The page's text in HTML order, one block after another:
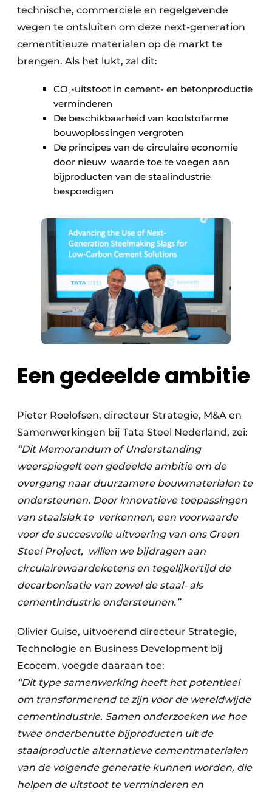
technische, commerciële en regelgevende
wegen te ontsluiten om deze next-generation
cementitieuze materialen op de markt te
brengen. Als het lukt, zal dit:
CO₂-uitstoot in cement- en betonproductie
verminderen
De beschikbaarheid van koolstofarme
bouwoplossingen vergroten
De principes van de circulaire economie
door nieuw waarde toe te voegen aan
bijproducten van de staalindustrie
bespoedigen
Een gedeelde ambitie
Pieter Roelofsen, directeur Strategie, M&A en
Samenwerkingen bij Tata Steel Nederland, zei:
“Dit Memorandum of Understanding
weerspiegelt een gedeelde ambitie om de
overgang naar duurzamere bouwmaterialen te
ondersteunen. Door innovatieve toepassingen
van staalslak te verkennen, een voorwaarde
voor de succesvolle uitvoering van ons Green
Steel Project, willen we bijdragen aan
circulairewaardeketens en tegelijkertijd de
decarbonisatie van zowel de staal- als
cementindustrie ondersteunen.”
Olivier Guise, uitvoerend directeur Strategie,
Technologie en Business Development bij
Ecocem, voegde daaraan toe:
“Dit type samenwerking heeft het potentieel
om transformerend te zijn voor de wereldwijde
cementindustrie. Samen onderzoeken we hoe
twee onderbenutte bijproducten uit de
staalproductie alternatieve cementmaterialen
van de volgende generatie kunnen worden, die
helpen de uitstoot te verminderen en